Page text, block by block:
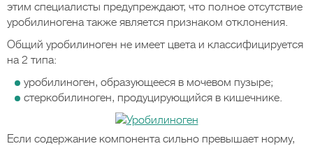
этим специалисты предупреждают, что полное отсутствие
уробилиногена также является признаком отклонения.
Общий уробилиноген не имеет цвета и классифицируется
на 2 типа:
уробилиноген, образующееся в мочевом пузыре;
стеркобилиноген, продуцирующийся в кишечнике.
Если содержание компонента сильно превышает норму,